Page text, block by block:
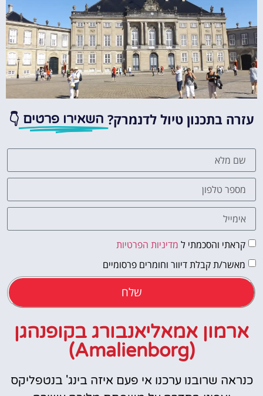
עזרה בתכנון טיול לדנמרק? השאירו פרטים 👇
קראתי והסכמתי ל מדיניות הפרטיות
מאשר/ת קבלת דיוור וחומרים פרסומיים
שלח
ארמון אמאליאנבורג בקופנהגן
(Amalienborg)
כנראה שרובנו ערכנו אי פעם איזה בינג' בנטפליקס